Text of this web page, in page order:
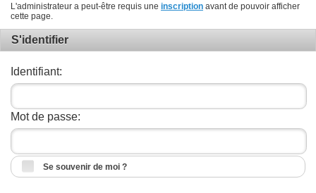
L'administrateur a peut-être requis une inscription avant de pouvoir afficher
cette page.
S'identifier
Identifiant:
Mot de passe:
Se souvenir de moi ?